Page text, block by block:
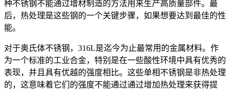
种不锈钢不能通过增材制造的方法用来生产高质量部件。最
后，热处理是这些钢的一个关键步骤，如果想要达到最佳的性
能。
对于奥氏体不锈钢，316L是迄今为止最常用的金属材料。作
为一个标准的工业合金，特别是在一些酸性环境中具有优秀的
表现，并且具有优越的强度相比。这些单相不锈钢是非热处理
的，这意味着它们的强度不能通过通过增加热处理来获得提